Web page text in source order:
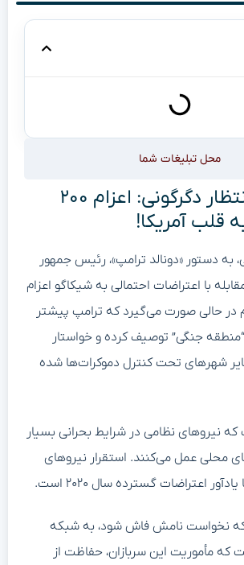
محل تبلیغات شما
شیکاگو در انتظار دگرگونی: اعزام ۲۰۰
قلب آمریکا!
به دستور «دونالد ترامپ»، رئیس جمهور
با اعتراضات احتمالی به شیکاگو اعزام
در حالی صورت می‌گیرد که ترامپ پیشتر
جنگی” توصیف کرده و خواستار
شهرهای تحت کنترل دموکرات‌ها شده
نیروهای نظامی در شرایط بحرانی بسیار
محلی عمل می‌کنند. استقرار نیروهای
اعتراضات گسترده سال ۲۰۲۰ است.
که نخواست نامش فاش شود، به شبکه
مأموریت این سربازان، حفاظت از